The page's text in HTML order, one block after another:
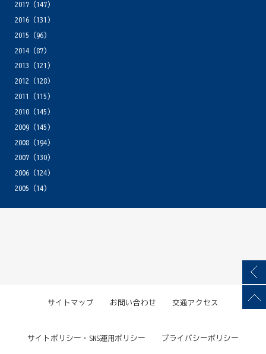
2017(147)
2016(131)
2015 (96)
2014(87)
2013 (121)
2012 (128)
2011
(115)
2010(145)
2009(145)
2008(194)
2007(130)
2006(124)
2005 (14)
サイトマップ お問い合わせ 交通アクセス
サイトポリシー・SNS運用ポリシー プライバシーポリシー